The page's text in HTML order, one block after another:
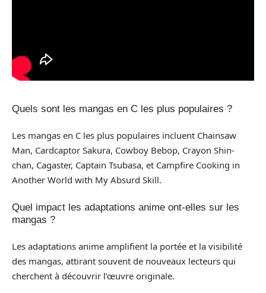
Quels sont les mangas en C les plus populaires ?
Les mangas en C les plus populaires incluent Chainsaw
Man, Cardcaptor Sakura, Cowboy Bebop, Crayon Shin-
chan, Cagaster, Captain Tsubasa, et Campfire Cooking in
Another World with My Absurd Skill.
Quel impact les adaptations anime ont-elles sur les
mangas ?
Les adaptations anime amplifient la portée et la visibilité
des mangas, attirant souvent de nouveaux lecteurs qui
cherchent à découvrir l’œuvre originale.